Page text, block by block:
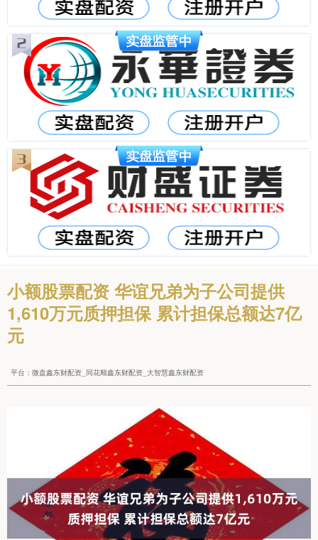
小额股票配资 华谊兄弟为子公司提供
1,610万元质押担保 累计担保总额达7亿
元
平台：微盘鑫东财配资_同花顺鑫东财配资_大智慧鑫东财配资